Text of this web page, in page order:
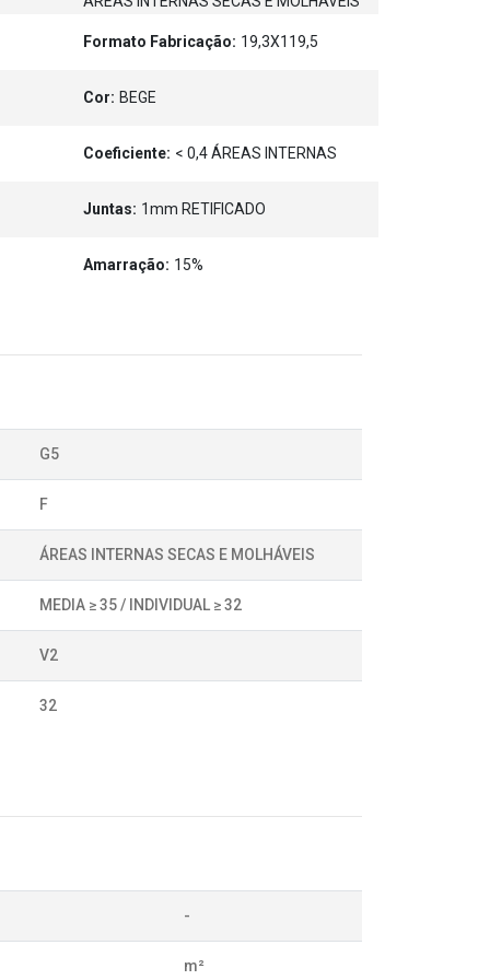
Formato Fabricação: 19,3X119,5
Cor: BEGE
Coeficiente: < 0,4 ÁREAS INTERNAS
Juntas: 1mm RETIFICADO
Amarração: 15%
G5
F
ÁREAS INTERNAS SECAS E MOLHÁVEIS
MEDIA ≥ 35 / INDIVIDUAL ≥ 32
V2
32
-
m²